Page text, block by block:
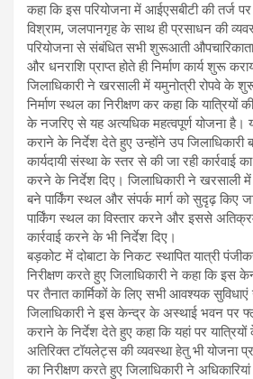
कहा कि इस परियोजना में आईएसबीटी की तर्ज
विश्राम, जलपानगृह के साथ ही प्रसाधन की
परियोजना से संबंधित सभी शुरूआती
और धनराशि प्राप्त होते ही निर्माण कार्य शुरू
जिलाधिकारी ने खरसाली में यमुनोत्री रोपवे के
निर्माण स्थल का निरीक्षण कर कहा कि यात्रियों
के नजरिए से यह अत्यधिक महत्वपूर्ण योजना
कराने के निर्देश देते हुए उन्होंने उप
कार्यदायी संस्था के स्तर से की जा रही
करने के निर्देश दिए। जिलाधिकारी ने खरसाली में
बने पार्किंग स्थल और संपर्क मार्ग को सुदृढ़ किए
पार्किंग स्थल का विस्तार करने और इससे
कार्रवाई करने के भी निर्देश दिए।
बड़कोट में दोबाटा के निकट स्थापित यात्री
निरीक्षण करते हुए जिलाधिकारी ने कहा कि इस
पर तैनात कार्मिकों के लिए सभी आवश्यक
जिलाधिकारी ने इस केन्द्र के अस्थाई भवन पर
कराने के निर्देश देते हुए कहा कि यहां पर
अतिरिक्त टॉयलेट्स की व्यवस्था हेतु भी योजना
का निरीक्षण करते हुए जिलाधिकारी ने